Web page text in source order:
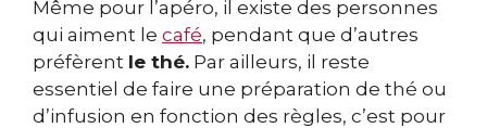
Même pour l’apéro, il existe des personnes
qui aiment le café, pendant que d’autres
préfèrent le thé. Par ailleurs, il reste
essentiel de faire une préparation de thé ou
d’infusion en fonction des règles, c’est pour